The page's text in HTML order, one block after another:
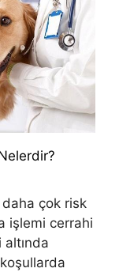
daha çok risk
işlemi cerrahi